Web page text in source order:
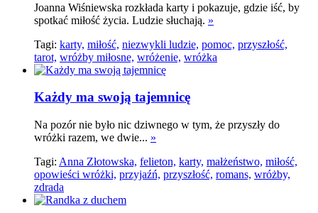
Joanna Wiśniewska rozkłada karty i pokazuje, gdzie iść, by
spotkać miłość życia. Ludzie słuchają. »
Tagi: karty, miłość, niezwykli ludzie, pomoc, przyszłość,
tarot, wróżby miłosne, wróżenie, wróżka
Każdy ma swoją tajemnicę
Na pozór nie było nic dziwnego w tym, że przyszły do
wróżki razem, we dwie... »
Tagi: Anna Złotowska, felieton, karty, małżeństwo, miłość,
opowieści wróżki, przyjaźń, przyszłość, romans, wróżby,
zdrada